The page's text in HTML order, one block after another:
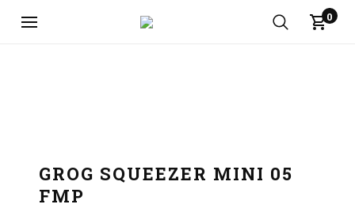
0
GROG SQUEEZER MINI 05
FMP